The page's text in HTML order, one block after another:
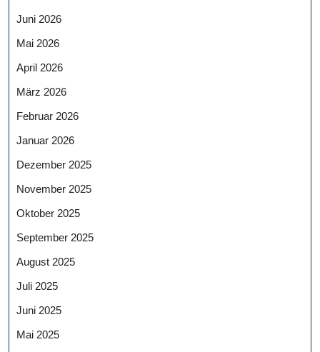
Juni 2026
Mai 2026
April 2026
März 2026
Februar 2026
Januar 2026
Dezember 2025
November 2025
Oktober 2025
September 2025
August 2025
Juli 2025
Juni 2025
Mai 2025